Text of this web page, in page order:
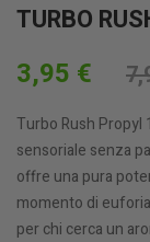
TURBO
3,95 €
Turbo Rush Propyl
sensoriale senza
offre una pura
momento di
per chi cerca un